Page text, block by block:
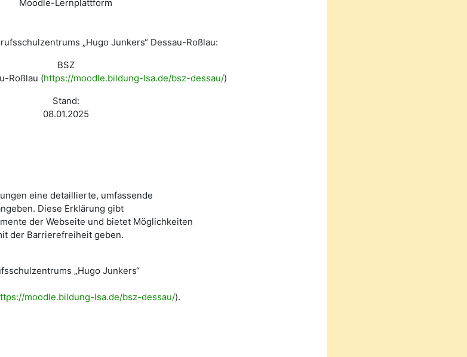
Moodle-Lernplattform
„Hugo Junkers“ Dessau-Roßlau:
BSZ
Roßlau (https://moodle.bildung-lsa.de/bsz-dessau/)
Stand:
08.01.2025
eine detaillierte, umfassende
Diese Erklärung gibt
der Webseite und bietet Möglichkeiten
der Barrierefreiheit geben.
„Hugo Junkers“
moodle.bildung-lsa.de/bsz-dessau/).